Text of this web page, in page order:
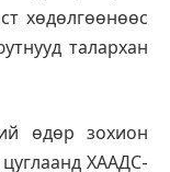
хөдөлгөөнөөс
талархан
өдөр зохион
ХААДС-